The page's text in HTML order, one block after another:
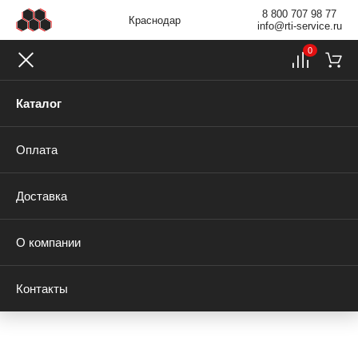
Краснодар
8 800 707 98 77
info@rti-service.ru
Каталог
Оплата
Доставка
О компании
Контакты
0